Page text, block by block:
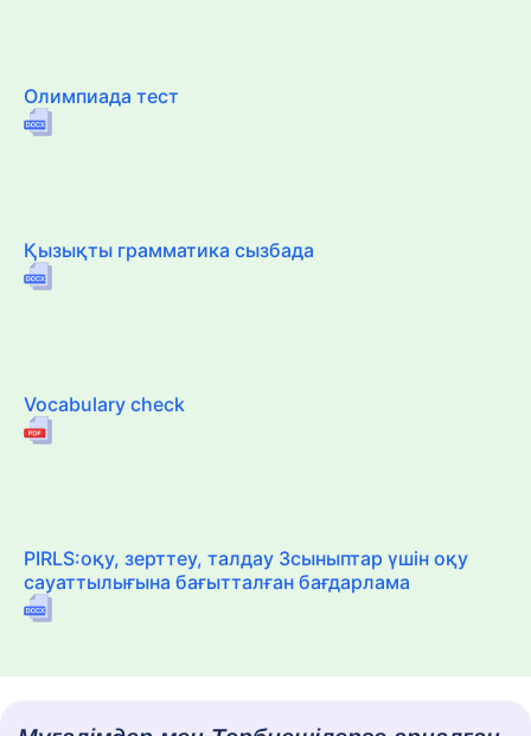
Олимпиада тест
Қызықты грамматика сызбада
Vocabulary check
PIRLS:оқу, зерттеу, талдау 3сыныптар үшін оқу
сауаттылығына бағытталған бағдарлама